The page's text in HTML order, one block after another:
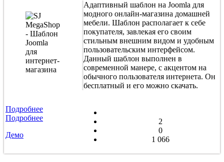
Адаптивный шаблон на Joomla для
модного онлайн-магазина домашней
мебели. Шаблон располагает к себе
покупателя, завлекая его своим
стильным внешним видом и удобным
пользовательским интерфейсом.
Данный шаблон выполнен в
современной манере, с акцентом на
обычного пользователя интернета. Он
бесплатный и его можно скачать.
Подробнее
Подробнее
Демо
2
0
1 066